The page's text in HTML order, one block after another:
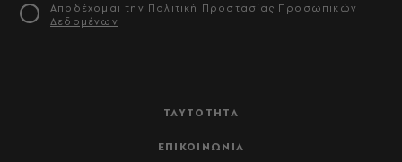
ΤΑΥΤΟΤΗΤΑ
ΕΠΙΚΟΙΝΩΝΙΑ
Αποδέχομαι την Πολιτική Προστασίας Προσωπικών
Δεδομένων